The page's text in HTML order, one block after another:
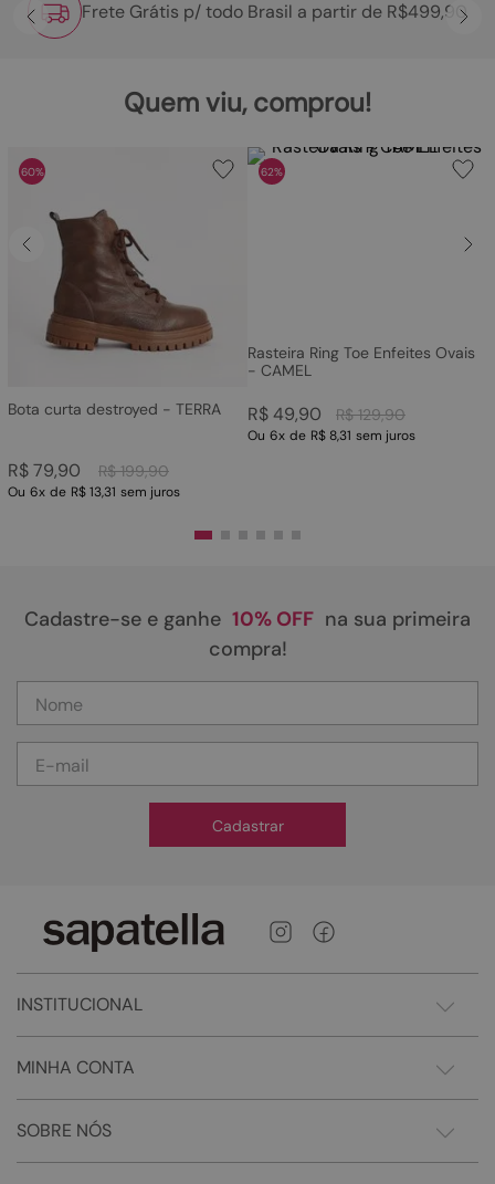
Frete Grátis p/ todo Brasil a partir de R$499,90
Quem viu, comprou!
60%
Bota curta destroyed - TERRA
R$ 199,90
R$79,90
Ou 6x de R$ 13,31 sem juros
62%
Rasteira Ring Toe Enfeites Ovais
- CAMEL
R$ 129,90
R$49,90
Ou 6x de R$ 8,31 sem juros
Cadastre-se e ganhe 10% OFF na sua primeira
compra!
Cadastrar
INSTITUCIONAL
MINHA CONTA
SOBRE NÓS